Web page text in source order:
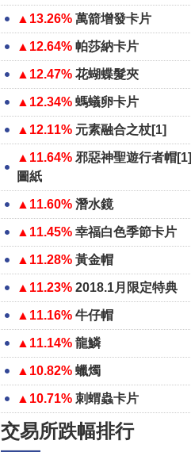
▲13.26% 萬箭增發卡片
▲12.64% 帕莎納卡片
▲12.47% 花蝴蝶髮夾
▲12.34% 螞蟻卵卡片
▲12.11% 元素融合之杖[1]
▲11.64% 邪惡神聖遊行者帽[1]
圖紙
▲11.60% 潛水鏡
▲11.45% 幸福白色季節卡片
▲11.28% 黃金帽
▲11.23% 2018.1月限定特典
▲11.16% 牛仔帽
▲11.14% 龍鱗
▲10.82% 蠟燭
▲10.71% 刺蝟蟲卡片
交易所跌幅排行